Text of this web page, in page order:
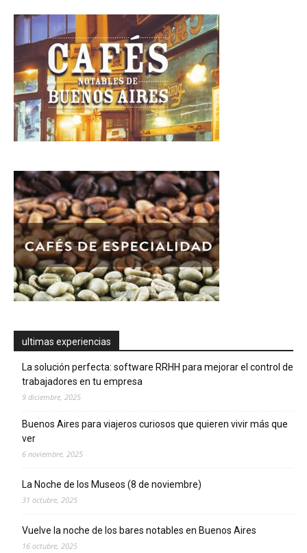
ultimas experiencias
La solución perfecta: software RRHH para mejorar el control de
trabajadores en tu empresa
9 diciembre, 2025
Buenos Aires para viajeros curiosos que quieren vivir más que
ver
6 noviembre, 2025
La Noche de los Museos (8 de noviembre)
31 octubre, 2025
Vuelve la noche de los bares notables en Buenos Aires
16 octubre, 2025